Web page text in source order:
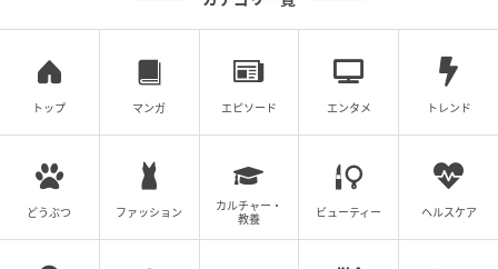
トップ マンガ エピソード エンタメ トレンド
どうぶつ ファッション
カルチャー・
教養
ビューティー ヘルスケア